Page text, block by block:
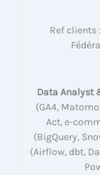
Ref clients
Data Analyst
(GA4,
Act, e-
(BigQuery,
(Airflow, dbt,